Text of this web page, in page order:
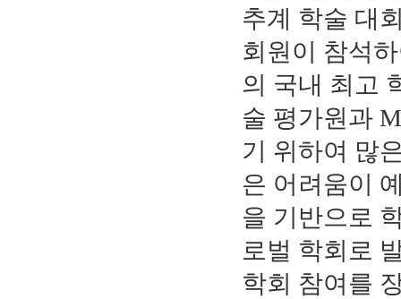
추계 학술 대
회원이 참석
의 국내 최고
술 평가원과
기 위하여 많
은 어려움이
을 기반으로
로벌 학회로
학회 참여를